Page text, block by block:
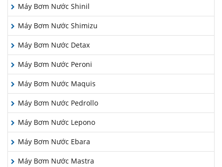
Máy Bơm Nước Shinil
Máy Bơm Nước Shimizu
Máy Bơm Nước Detax
Máy Bơm Nước Peroni
Máy Bơm Nước Maquis
Máy Bơm Nước Pedrollo
Máy Bơm Nước Lepono
Máy Bơm Nước Ebara
Máy Bơm Nước Mastra